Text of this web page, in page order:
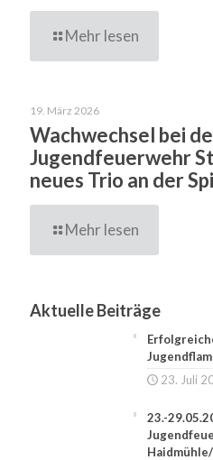
Mehr lesen
19. März 2026
Wachwechsel bei
Jugendfeuerwehr
neues Trio an der
Mehr lesen
Aktuelle Beiträge
23. Juli
23.-